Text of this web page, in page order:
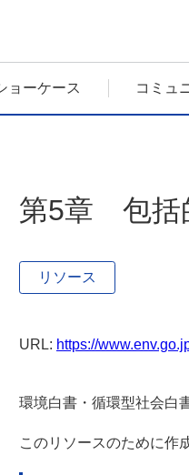
ョーケース コミュ
第5章 包括
リソース
URL: https://
環境白書・循環型社会白
このリソースのために作